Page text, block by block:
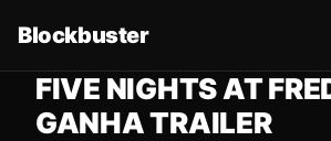
Blockbuster
FIVE NIGHTS AT
GANHA TRAILER